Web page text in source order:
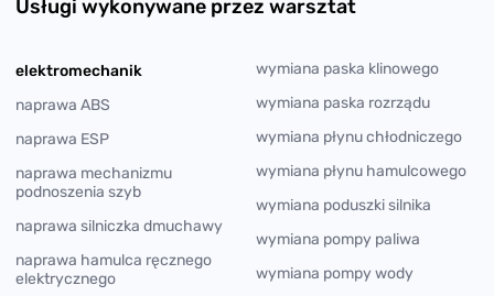
Usługi wykonywane przez warsztat
elektromechanik
naprawa ABS
naprawa ESP
naprawa mechanizmu
podnoszenia szyb
naprawa silniczka dmuchawy
naprawa hamulca ręcznego
elektrycznego
wymiana paska klinowego
wymiana paska rozrządu
wymiana płynu chłodniczego
wymiana płynu hamulcowego
wymiana poduszki silnika
wymiana pompy paliwa
wymiana pompy wody